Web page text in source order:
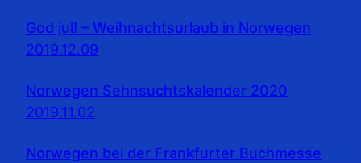
God jul! – Weihnachtsurlaub in Norwegen
2019.12.09
Norwegen Sehnsuchtskalender 2020
2019.11.02
Norwegen bei der Frankfurter Buchmesse